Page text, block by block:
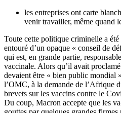
les entreprises ont carte
venir travailler, même quand
Toute cette politique criminelle a
entouré d’un opaque « conseil de
qui est, en grande partie,
vaccinale. Alors qu’il avait
devaient être « bien public mondial
l’OMC, à la demande de l’Afrique
brevets sur les vaccins contre le
Du coup, Macron accepte que les